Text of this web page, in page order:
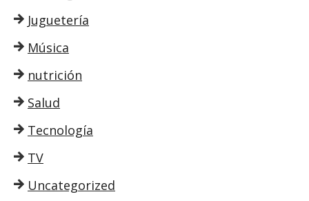
Juguetería
Música
nutrición
Salud
Tecnología
TV
Uncategorized